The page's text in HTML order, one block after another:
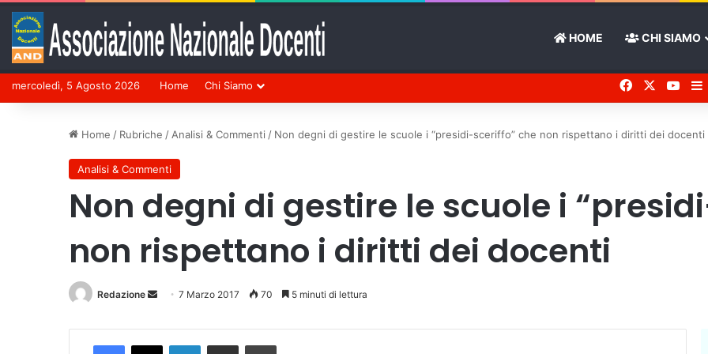
HOME CHI SIAMO
mercoledì, 5 Agosto 2026 Home Chi Siamo Facebook You
Home / Rubriche / Analisi & Commenti / Non degni di gestire le scuole i “presidi-sceriffo” che non rispettano i diritti dei docenti
Analisi & Commenti
Non degni di gestire le scuole i
non rispettano i diritti dei docenti
Redazione
Invia 7 Marzo 2017 70 5 minuti di lettura